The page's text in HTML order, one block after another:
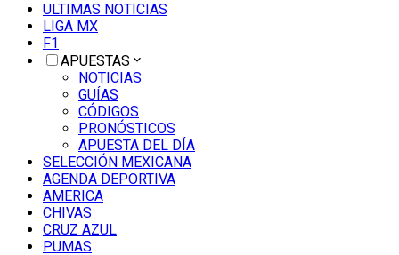
ULTIMAS NOTICIAS
LIGA MX
F1
APUESTAS
NOTICIAS
GUÍAS
CÓDIGOS
PRONÓSTICOS
APUESTA DEL DÍA
SELECCIÓN MEXICANA
AGENDA DEPORTIVA
AMERICA
CHIVAS
CRUZ AZUL
PUMAS